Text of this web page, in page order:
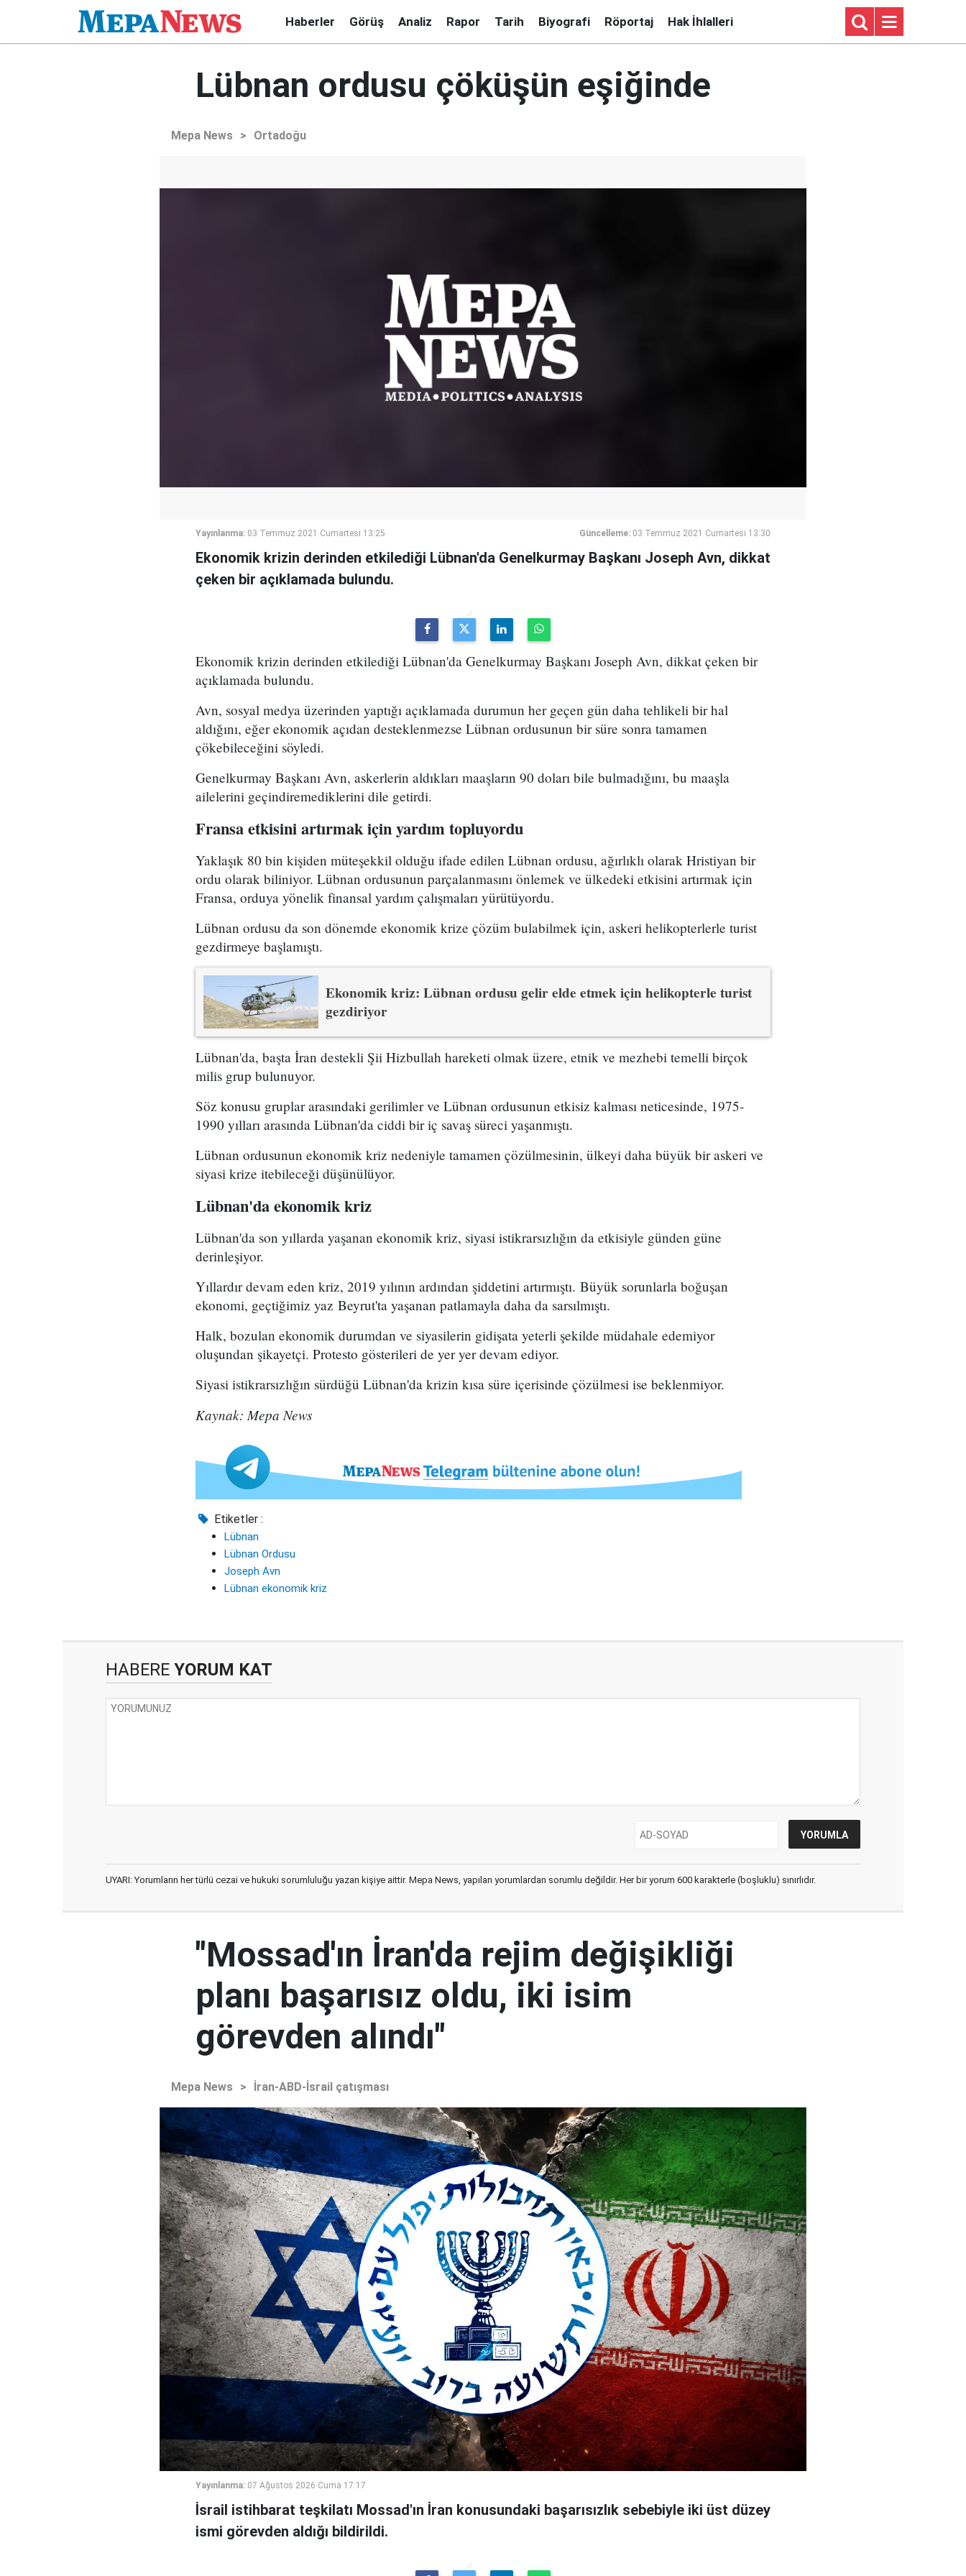
Haberler Görüş Analiz Rapor Tarih Biyografi Röportaj Hak İhlalleri
Lübnan ordusu çöküşün eşiğinde
Mepa News > Ortadoğu
Yayınlanma: 03 Temmuz 2021 Cumartesi 13:25 Güncelleme: 03 Temmuz 2021 Cumartesi 13:30
Ekonomik krizin derinden etkilediği Lübnan'da Genelkurmay Başkanı Joseph Avn, dikkat
çeken bir açıklamada bulundu.
Ekonomik krizin derinden etkilediği Lübnan'da Genelkurmay Başkanı Joseph Avn, dikkat çeken bir
açıklamada bulundu.
Avn, sosyal medya üzerinden yaptığı açıklamada durumun her geçen gün daha tehlikeli bir hal
aldığını, eğer ekonomik açıdan desteklenmezse Lübnan ordusunun bir süre sonra tamamen
çökebileceğini söyledi.
Genelkurmay Başkanı Avn, askerlerin aldıkları maaşların 90 doları bile bulmadığını, bu maaşla
ailelerini geçindiremediklerini dile getirdi.
Fransa etkisini artırmak için yardım topluyordu
Yaklaşık 80 bin kişiden müteşekkil olduğu ifade edilen Lübnan ordusu, ağırlıklı olarak Hristiyan bir
ordu olarak biliniyor. Lübnan ordusunun parçalanmasını önlemek ve ülkedeki etkisini artırmak için
Fransa, orduya yönelik finansal yardım çalışmaları yürütüyordu.
Lübnan ordusu da son dönemde ekonomik krize çözüm bulabilmek için, askeri helikopterlerle turist
gezdirmeye başlamıştı.
Ekonomik kriz: Lübnan ordusu gelir elde etmek için helikopterle turist
gezdiriyor
Lübnan'da, başta İran destekli Şii Hizbullah hareketi olmak üzere, etnik ve mezhebi temelli birçok
milis grup bulunuyor.
Söz konusu gruplar arasındaki gerilimler ve Lübnan ordusunun etkisiz kalması neticesinde, 1975-
1990 yılları arasında Lübnan'da ciddi bir iç savaş süreci yaşanmıştı.
Lübnan ordusunun ekonomik kriz nedeniyle tamamen çözülmesinin, ülkeyi daha büyük bir askeri ve
siyasi krize itebileceği düşünülüyor.
Lübnan'da ekonomik kriz
Lübnan'da son yıllarda yaşanan ekonomik kriz, siyasi istikrarsızlığın da etkisiyle günden güne
derinleşiyor.
Yıllardır devam eden kriz, 2019 yılının ardından şiddetini artırmıştı. Büyük sorunlarla boğuşan
ekonomi, geçtiğimiz yaz Beyrut'ta yaşanan patlamayla daha da sarsılmıştı.
Halk, bozulan ekonomik durumdan ve siyasilerin gidişata yeterli şekilde müdahale edemiyor
oluşundan şikayetçi. Protesto gösterileri de yer yer devam ediyor.
Siyasi istikrarsızlığın sürdüğü Lübnan'da krizin kısa süre içerisinde çözülmesi ise beklenmiyor.
Kaynak: Mepa News
Etiketler :
Lübnan
Lübnan Ordusu
Joseph Avn
Lübnan ekonomik kriz
HABERE YORUM KAT
UYARI: Yorumların her türlü cezai ve hukuki sorumluluğu yazan kişiye aittir. Mepa News, yapılan yorumlardan sorumlu değildir. Her bir yorum 600 karakterle (boşluklu) sınırlıdır.
"Mossad'ın İran'da rejim değişikliği
planı başarısız oldu, iki isim
görevden alındı"
Mepa News > İran-ABD-İsrail çatışması
Yayınlanma: 07 Ağustos 2026 Cuma 17:17
İsrail istihbarat teşkilatı Mossad'ın İran konusundaki başarısızlık sebebiyle iki üst düzey
ismi görevden aldığı bildirildi.